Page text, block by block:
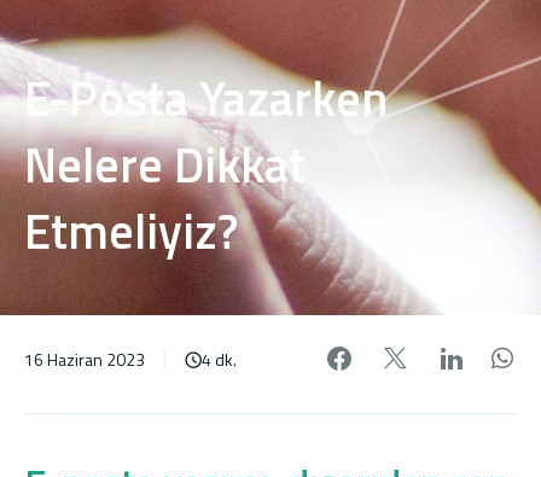
E-Posta Yazarken
Nelere Dikkat
Etmeliyiz?
16 Haziran 2023 4 dk. Facebook'da
X'de